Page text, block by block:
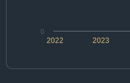
2022 2023
0